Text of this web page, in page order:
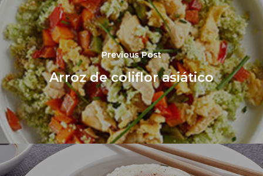
Previous Post
Arroz de coliflor asiático